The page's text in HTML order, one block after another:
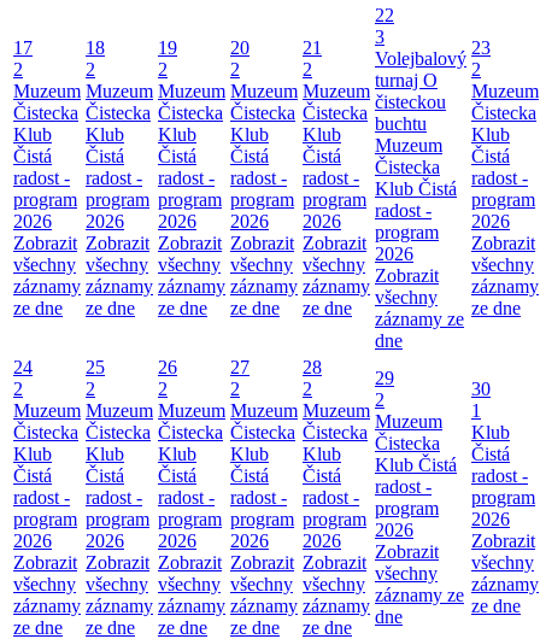
17
2
Muzeum
Čistecka
Klub
Čistá
radost -
program
2026
Zobrazit
všechny
záznamy
ze dne
18
2
Muzeum
Čistecka
Klub
Čistá
radost -
program
2026
Zobrazit
všechny
záznamy
ze dne
19
2
Muzeum
Čistecka
Klub
Čistá
radost -
program
2026
Zobrazit
všechny
záznamy
ze dne
20
2
Muzeum
Čistecka
Klub
Čistá
radost -
program
2026
Zobrazit
všechny
záznamy
ze dne
21
2
Muzeum
Čistecka
Klub
Čistá
radost -
program
2026
Zobrazit
všechny
záznamy
ze dne
22
3
Volejbalový
turnaj O
čisteckou
buchtu
Muzeum
Čistecka
Klub Čistá
radost -
program
2026
Zobrazit
všechny
záznamy ze
dne
23
2
Muzeum
Čistecka
Klub
Čistá
radost -
program
2026
Zobrazit
všechny
záznamy
ze dne
24
2
Muzeum
Čistecka
Klub
Čistá
radost -
program
2026
Zobrazit
všechny
záznamy
ze dne
25
2
Muzeum
Čistecka
Klub
Čistá
radost -
program
2026
Zobrazit
všechny
záznamy
ze dne
26
2
Muzeum
Čistecka
Klub
Čistá
radost -
program
2026
Zobrazit
všechny
záznamy
ze dne
27
2
Muzeum
Čistecka
Klub
Čistá
radost -
program
2026
Zobrazit
všechny
záznamy
ze dne
28
2
Muzeum
Čistecka
Klub
Čistá
radost -
program
2026
Zobrazit
všechny
záznamy
ze dne
29
2
Muzeum
Čistecka
Klub Čistá
radost -
program
2026
Zobrazit
všechny
záznamy ze
dne
30
1
Klub
Čistá
radost -
program
2026
Zobrazit
všechny
záznamy
ze dne